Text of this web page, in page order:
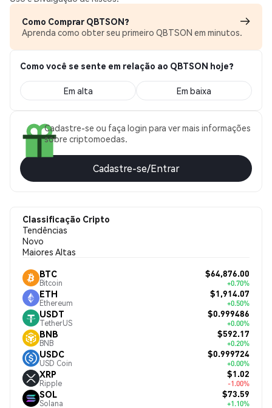
Como Comprar QBTSON?
Aprenda como obter seu primeiro QBTSON em minutos.
Como você se sente em relação ao QBTSON hoje?
Em alta Em baixa
Cadastre-se ou faça login para ver mais informações
sobre criptomoedas.
Cadastre-se/Entrar
Classificação Cripto
Tendências
Novo
Maiores Altas
BTC
Bitcoin
$64,876.00
+0.70%
ETH
Ethereum
$1,914.07
+0.50%
USDT
TetherUS
$0.999486
+0.00%
BNB
BNB
$592.17
+0.20%
USDC
USD Coin
$0.999724
+0.00%
XRP
Ripple
$1.02
-1.00%
SOL
Solana
$73.59
+1.10%